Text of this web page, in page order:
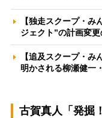
【独走スクープ・み
ジェクト”の計画変
【追及スクープ・
明かされる柳瀬健一
古賀真人「発掘